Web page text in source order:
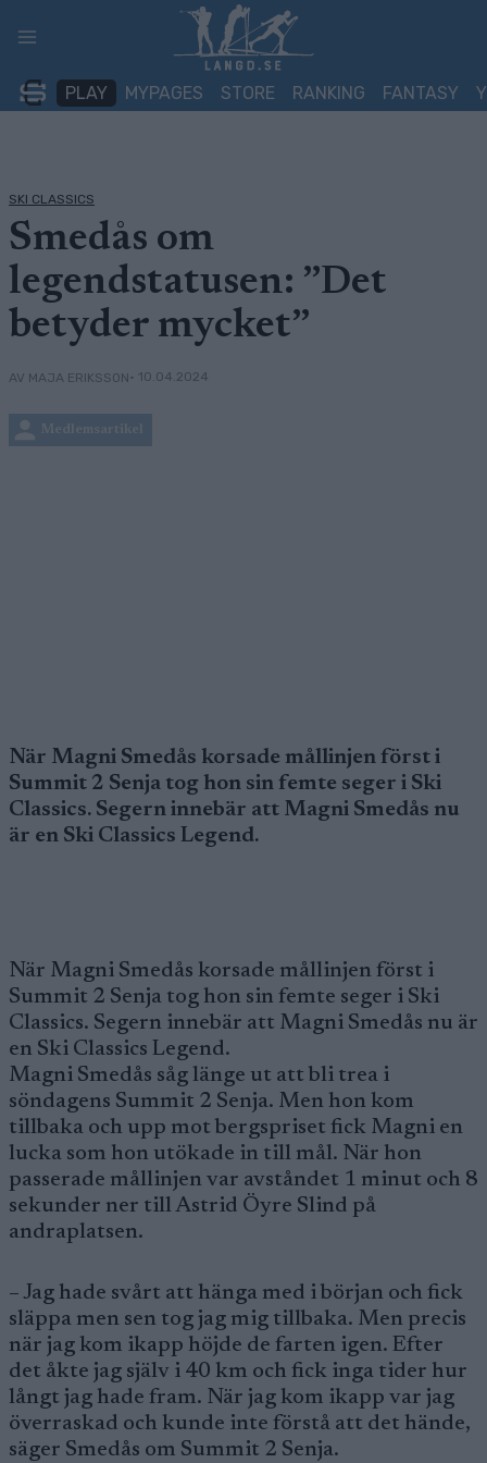
PLAY MYPAGES STORE RANKING FANTASY
SKI CLASSICS
Smedås om
legendstatusen: ”Det
betyder mycket”
AV MAJA ERIKSSON• 10.04.2024
Medlemsartikel
När Magni Smedås korsade mållinjen först i
Summit 2 Senja tog hon sin femte seger i Ski
Classics. Segern innebär att Magni Smedås nu
är en Ski Classics Legend.
När Magni Smedås korsade mållinjen först i
Summit 2 Senja tog hon sin femte seger i Ski
Classics. Segern innebär att Magni Smedås nu är
en Ski Classics Legend.
Magni Smedås såg länge ut att bli trea i
söndagens Summit 2 Senja. Men hon kom
tillbaka och upp mot bergspriset fick Magni en
lucka som hon utökade in till mål. När hon
passerade mållinjen var avståndet 1 minut och 8
sekunder ner till Astrid Öyre Slind på
andraplatsen.
– Jag hade svårt att hänga med i början och fick
släppa men sen tog jag mig tillbaka. Men precis
när jag kom ikapp höjde de farten igen. Efter
det åkte jag själv i 40 km och fick inga tider hur
långt jag hade fram. När jag kom ikapp var jag
överraskad och kunde inte förstå att det hände,
säger Smedås om Summit 2 Senja.